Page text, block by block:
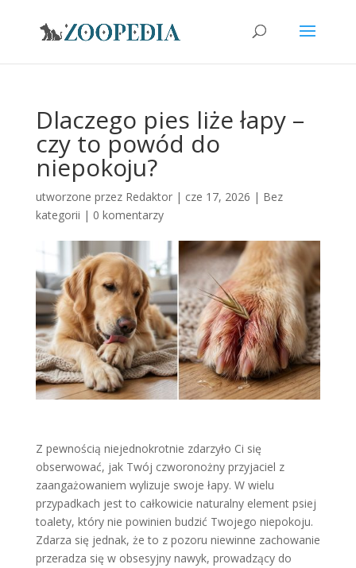
Dlaczego pies liże łapy –
czy to powód do
niepokoju?
utworzone przez Redaktor| cze 17, 2026 | Bez
kategorii | 0 komentarzy
Z pewnością niejednokrotnie zdarzyło Ci się
obserwować, jak Twój czworonożny przyjaciel z
zaangażowaniem wylizuje swoje łapy. W wielu
przypadkach jest to całkowicie naturalny element psiej
toalety, który nie powinien budzić Twojego niepokoju.
Zdarza się jednak, że to z pozoru niewinne zachowanie
przeradza się w obsesyjny nawyk, prowadzący do